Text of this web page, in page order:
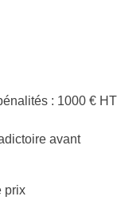
: 1000 € HT
avant
prix